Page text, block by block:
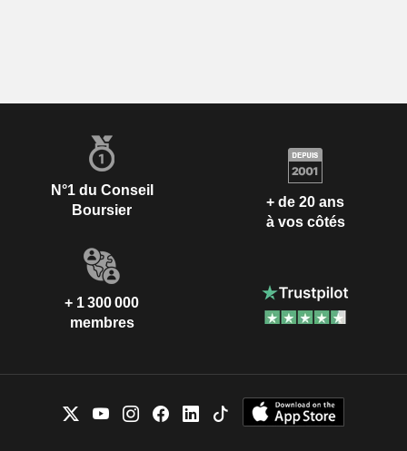
N°1 du Conseil
Boursier
+ de 20 ans
à vos côtés
+ 1 300 000
membres